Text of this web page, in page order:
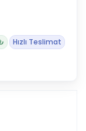
Hızlı Teslimat